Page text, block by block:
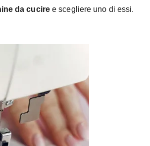
da cuciree scegliere uno di essi.